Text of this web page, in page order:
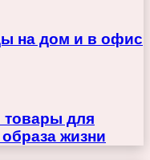
на дом и в офис
для
жизни